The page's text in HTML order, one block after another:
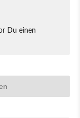
Du einen